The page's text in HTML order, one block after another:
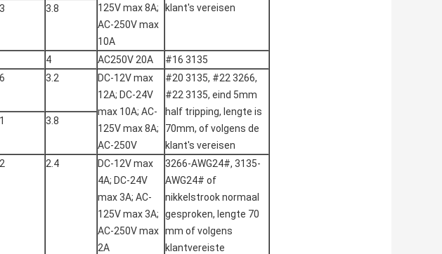
125V max 8A;
AC-250V max
10A
klant's vereisen
3.8
4 AC250V 20A
#16 3135
3.2
DC-12V max
12A; DC-24V
max 10A; AC-
125V max 8A;
AC-250V
#20 3135, #22 3266,
#22 3135, eind 5mm
half tripping, lengte is
70mm, of volgens de
klant's vereisen
3.8
2.4
DC-12V max
4A; DC-24V
max 3A; AC-
125V max 3A;
AC-250V max
2A
3266-AWG24#, 3135-
AWG24# of
nikkelstrook normaal
gesproken, lengte 70
mm of volgens
klantvereiste